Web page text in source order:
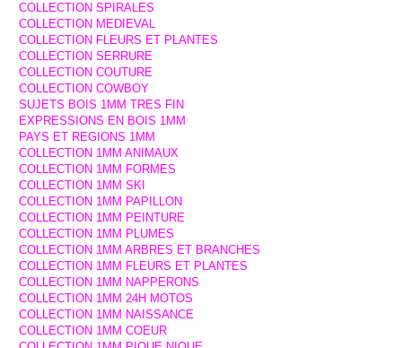
COLLECTION SPIRALES
COLLECTION MEDIEVAL
COLLECTION FLEURS ET PLANTES
COLLECTION SERRURE
COLLECTION COUTURE
COLLECTION COWBOY
SUJETS BOIS 1MM TRES FIN
EXPRESSIONS EN BOIS 1MM
PAYS ET REGIONS 1MM
COLLECTION 1MM ANIMAUX
COLLECTION 1MM FORMES
COLLECTION 1MM SKI
COLLECTION 1MM PAPILLON
COLLECTION 1MM PEINTURE
COLLECTION 1MM PLUMES
COLLECTION 1MM ARBRES ET BRANCHES
COLLECTION 1MM FLEURS ET PLANTES
COLLECTION 1MM NAPPERONS
COLLECTION 1MM 24H MOTOS
COLLECTION 1MM NAISSANCE
COLLECTION 1MM COEUR